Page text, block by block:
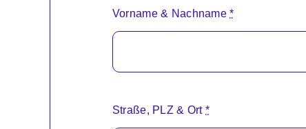
Vorname & Nachname*
Straße, PLZ & Ort*